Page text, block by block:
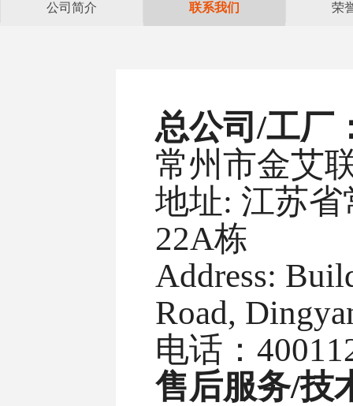
公司简介 联系我们 荣
总公司 /工厂
常州市金艾
地址: 江苏
22A栋
Address:
Road,
电话：
售后服务/技